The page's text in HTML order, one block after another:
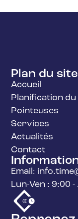
Plan du site
Accueil
Planification du
Pointeuses
Services
Actualités
Contact
Email:
Lun-Ven : 9:00 -